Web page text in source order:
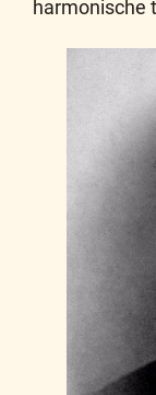
harmonische